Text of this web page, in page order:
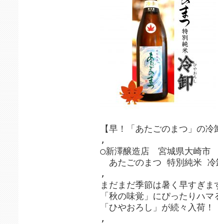
【早！「あたごのまつ」の
,
◯新澤醸造店 宮城県大崎市
あたごのまつ 特別純米 冷
,
まだまだ季節は暑く早すぎま
「秋の味覚」にぴったりハマ
「ひやおろし」が続々入荷！
,